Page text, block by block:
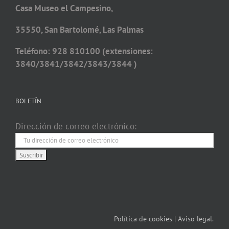
Casa Museo el Campesino,
35550, San Bartolomé, Las Palmas
Teléfono: 928 810100 (extensiones:
3840/3841/3842/3843/3844 )
BOLETÍN
Dirección de correo electrónico:
Política de cookies | Aviso legal.